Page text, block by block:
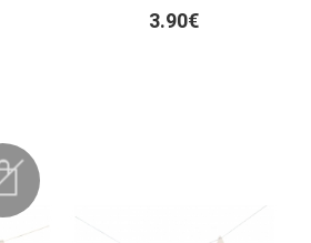
3.90€